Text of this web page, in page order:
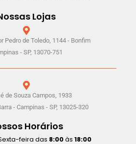
Lojas
Pedro de Toledo, 1144 - Bonfim
- SP, 13070-751
de Souza Campos, 1933
- Campinas - SP, 13025-320
Horários
feira das 8:00às 18:00